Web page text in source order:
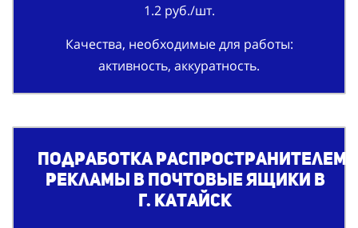
1.2 руб./шт.
Качества, необходимые для работы:
активность, аккуратность.
Подработкараспространителем
рекламы в почтовые ящики в
г. Катайск